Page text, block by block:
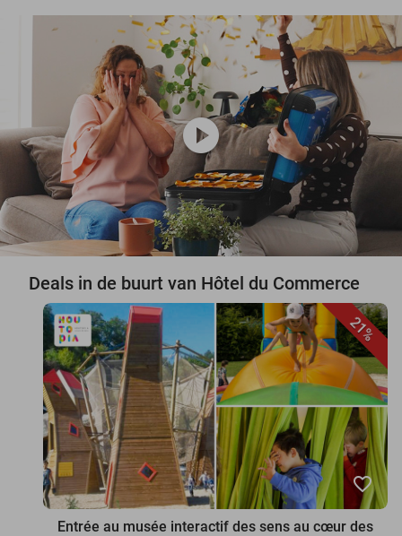
play_circle
Deals in de buurt van Hôtel du Commerce
21%
favorite_border
Entrée au musée interactif des sens au cœur des